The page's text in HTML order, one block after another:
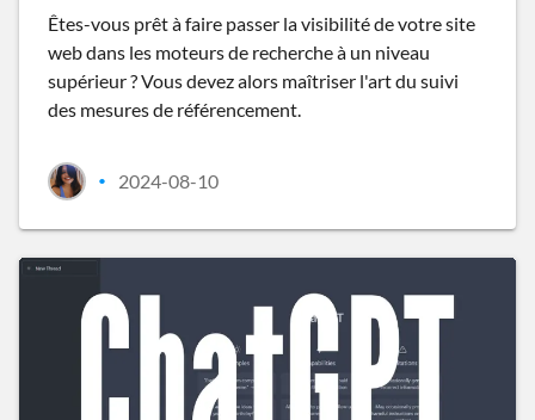
Êtes-vous prêt à faire passer la visibilité de votre site
web dans les moteurs de recherche à un niveau
supérieur ? Vous devez alors maîtriser l'art du suivi
des mesures de référencement.
• 2024-08-10